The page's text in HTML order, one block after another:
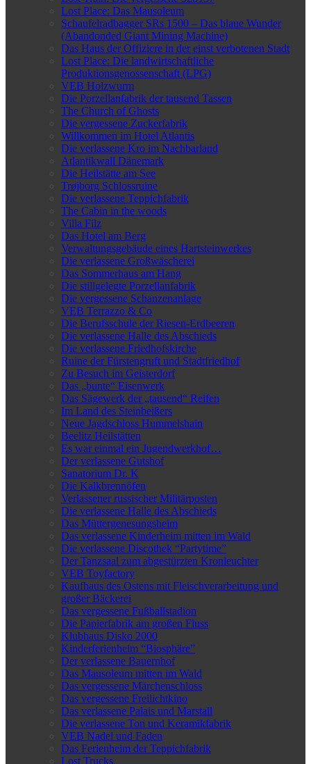
Lost Place: Das Mausoleum
Schaufelradbagger SRs 1500 – Das blaue Wunder
(Abandonded Giant Mining Machine)
Das Haus der Offiziere in der einst verbotenen Stadt
Lost Place: Die landwirtschaftliche
Produktionsgenossenschaft (LPG)
VEB Holzwurm
Die Porzellanfabrik der tausend Tassen
The Church of Ghosts
Die vergessene Zuckerfabrik
Willkommen im Hotel Atlantis
Die verlassene Kro im Nachbarland
Atlantikwall Dänemark
Die Heilstätte am See
Trøjborg Schlossruine
Die verlassene Teppichfabrik
The Cabin in the woods
Villa Filz
Das Hotel am Berg
Verwaltungsgebäude eines Hartsteinwerkes
Die verlassene Großwäscherei
Das Sommerhaus am Hang
Die stillgelegte Porzellanfabrik
Die vergessene Schanzenanlage
VEB Terrazzo & Co
Die Berufsschule der Riesen-Erdbeeren
Die verlassene Halle des Abschieds
Die verlassene Friedhofskirche
Ruine der Fürstengruft und Stadtfriedhof
Zu Besuch im Geisterdorf
Das „bunte“ Eisenwerk
Das Sägewerk der „tausend“ Reifen
Im Land des Steinbeißers
Neue Jagdschloss Hummelshain
Beelitz Heilstätten
Es war einmal ein Jugendwerkhof…
Der verlassene Gutshof
Sanatorium Dr. K
Die Kalkbrennöfen
Verlassener russischer Militärposten
Die verlassene Halle des Abschieds
Das Müttergenesungsheim
Das verlassene Kinderheim mitten im Wald
Die verlassene Discothek “Partytime”
Der Tanzsaal zum abgestürzten Kronleuchter
VEB Toyfactory
Kaufhaus des Ostens mit Fleischverarbeitung und
großer Bäckerei
Das vergessene Fußballstadion
Die Papierfabrik am großen Fluss
Klubhaus Disko 2000
Kinderferienheim “Biosphäre”
Der verlassene Bauernhof
Das Mausoleum mitten im Wald
Das vergessene Märchenschloss
Das vergessene Freilichtkino
Das verlassene Palais und Marstall
Die verlassene Ton und Keramikfabrik
VEB Nadel und Faden
Das Ferienheim der Teppichfabrik
Lost Trucks